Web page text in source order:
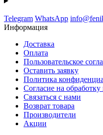
Telegram WhatsApp
Информация
Доставка
Оплата
Пользовательское
Оставить заявку
Политика
Согласие на
Связаться с нами
Возврат товара
Производители
Акции